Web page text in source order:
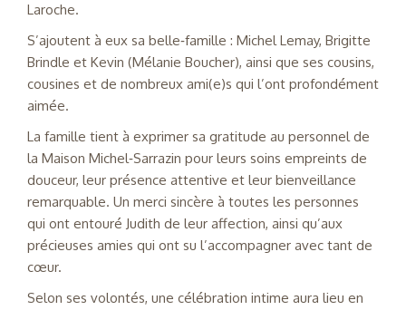
Laroche.
S’ajoutent à eux sa belle‑famille : Michel Lemay, Brigitte
Brindle et Kevin (Mélanie Boucher), ainsi que ses cousins,
cousines et de nombreux ami(e)s qui l’ont profondément
aimée.
La famille tient à exprimer sa gratitude au personnel de
la Maison Michel‑Sarrazin pour leurs soins empreints de
douceur, leur présence attentive et leur bienveillance
remarquable. Un merci sincère à toutes les personnes
qui ont entouré Judith de leur affection, ainsi qu’aux
précieuses amies qui ont su l’accompagner avec tant de
cœur.
Selon ses volontés, une célébration intime aura lieu en